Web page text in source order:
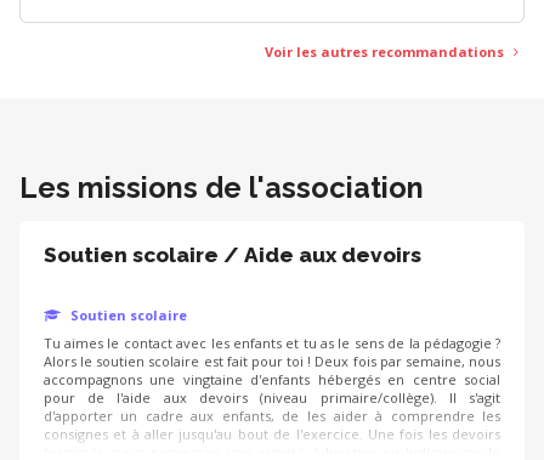
Voir les autres recommandations
Les missions de l'association
Soutien scolaire / Aide aux devoirs
Soutien scolaire
Tu aimes le contact avec les enfants et tu as le sens de la pédagogie ?
Alors le soutien scolaire est fait pour toi ! Deux fois par semaine, nous
accompagnons une vingtaine d'enfants hébergés en centre social
pour de l'aide aux devoirs (niveau primaire/collège). Il s'agit
d'apporter un cadre aux enfants, de les aider à comprendre les
consignes et à aller jusqu'au bout de l'exercice. Une fois les devoirs